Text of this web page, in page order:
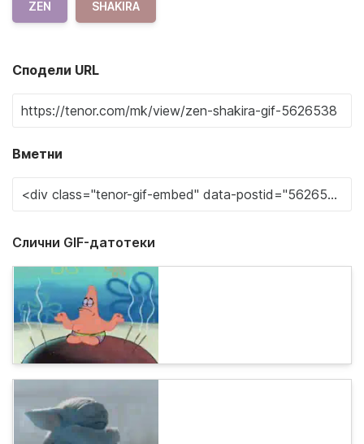
ZEN SHAKIRA
Сподели URL
Вметни
Слични GIF-датотеки